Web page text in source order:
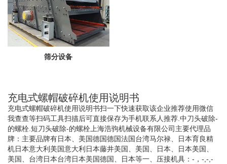
筛分设备
充电式螺帽破碎机使用说明书
充电式螺帽破碎机使用说明书扫一下快速获取该企业推荐使用微信
我查查等扫码工具扫描后可直接保存为手机联系人推荐.中刀头破除-
的螺栓.短刀头破除-的螺栓上海浩驹机械设备有限公司主要代理品
牌：主要品牌有日本、美国德国德国法国台湾马尔禄、日本育良精
机日本意大利美国意大利日本藤井美国、美国、日本、日本美国、
美国、台湾日本台湾日本美国德国、日本等一、压接机具：-，-,-,-